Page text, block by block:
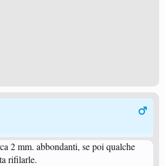
2 mm. abbondanti, se poi qualche
rifilarle.